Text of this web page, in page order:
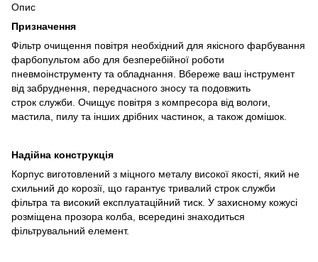
Опис
Призначення
Фільтр очищення повітря необхідний для якісного фарбування
фарбопультом або для безперебійної роботи
пневмоінструменту та обладнання. Вбереже ваш інструмент
від забруднення, передчасного зносу та подовжить
строк служби. Очищує повітря з компресора від вологи,
мастила, пилу та інших дрібних частинок, а також домішок.
Надійна конструкція
Корпус виготовлений з міцного металу високої якості, який не
схильний до корозії, що гарантує тривалий строк служби
фільтра та високий експлуатаційний тиск. У захисному кожусі
розміщена прозора колба, всередині знаходиться
фільтрувальний елемент.